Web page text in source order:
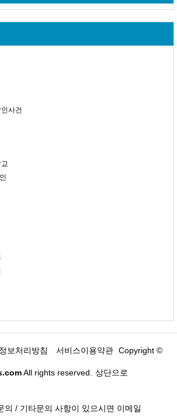
사건
보처리방침 서비스이용약관 Copyright ©
All rights reserved. 상단으로
의 / 기타문의 사항이 있으시면 이메일